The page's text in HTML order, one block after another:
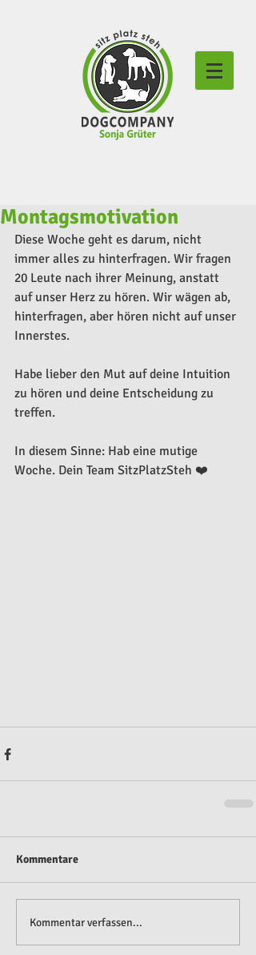
Montagsmotivation
Diese Woche geht es darum, nicht
immer alles zu hinterfragen. Wir fragen
20 Leute nach ihrer Meinung, anstatt
auf unser Herz zu hören. Wir wägen ab,
hinterfragen, aber hören nicht auf unser
Innerstes.
Habe lieber den Mut auf deine Intuition
zu hören und deine Entscheidung zu
treffen.
In diesem Sinne: Hab eine mutige
Woche. Dein Team SitzPlatzSteh ❤️
Kommentare
Kommentar verfassen...